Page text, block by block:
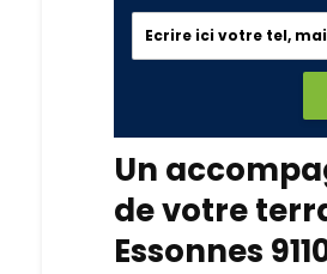
Un
de votre
Essonnes